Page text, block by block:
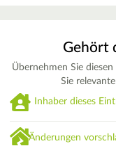
Gehört
Übernehmen Sie
Sie
Inhaber dieses
Änderungen